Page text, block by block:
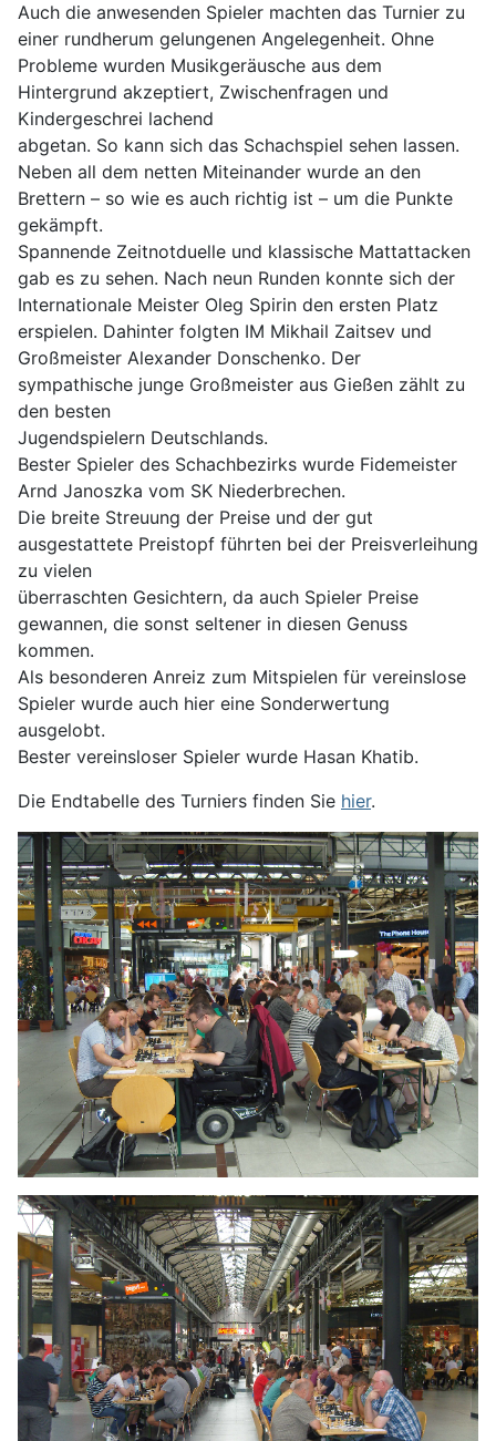
Auch die anwesenden Spieler machten das Turnier zu
einer rundherum gelungenen Angelegenheit. Ohne
Probleme wurden Musikgeräusche aus dem
Hintergrund akzeptiert, Zwischenfragen und
Kindergeschrei lachend
abgetan. So kann sich das Schachspiel sehen lassen.
Neben all dem netten Miteinander wurde an den
Brettern – so wie es auch richtig ist – um die Punkte
gekämpft.
Spannende Zeitnotduelle und klassische Mattattacken
gab es zu sehen. Nach neun Runden konnte sich der
Internationale Meister Oleg Spirin den ersten Platz
erspielen. Dahinter folgten IM Mikhail Zaitsev und
Großmeister Alexander Donschenko. Der
sympathische junge Großmeister aus Gießen zählt zu
den besten
Jugendspielern Deutschlands.
Bester Spieler des Schachbezirks wurde Fidemeister
Arnd Janoszka vom SK Niederbrechen.
Die breite Streuung der Preise und der gut
ausgestattete Preistopf führten bei der Preisverleihung
zu vielen
überraschten Gesichtern, da auch Spieler Preise
gewannen, die sonst seltener in diesen Genuss
kommen.
Als besonderen Anreiz zum Mitspielen für vereinslose
Spieler wurde auch hier eine Sonderwertung
ausgelobt.
Bester vereinsloser Spieler wurde Hasan Khatib.
Die Endtabelle des Turniers finden Sie hier.